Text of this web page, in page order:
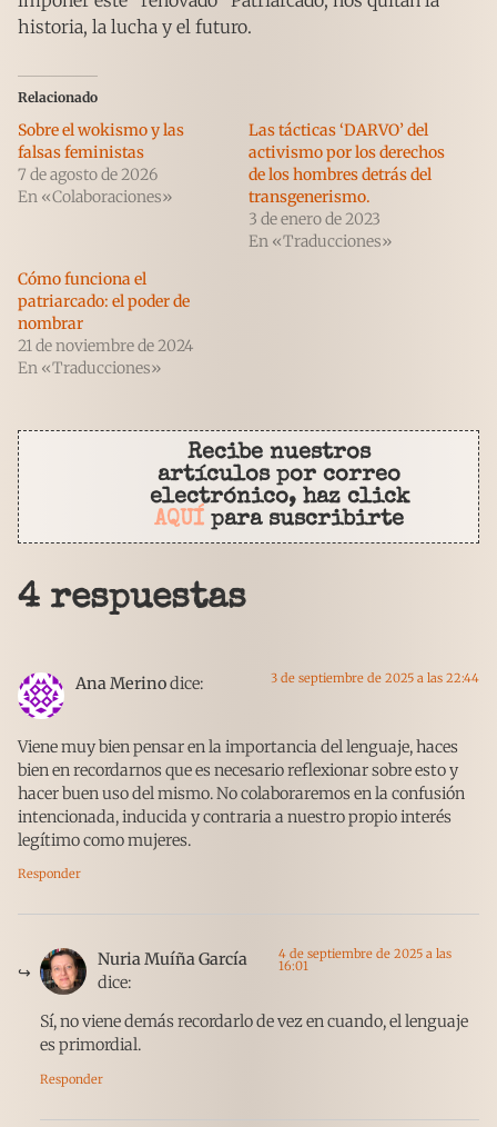
historia, la lucha y el futuro.
Relacionado
Sobre el wokismo y las
falsas feministas
7 de agosto de 2026
En «Colaboraciones»
Las tácticas ‘DARVO’ del
activismo por los derechos
de los hombres detrás del
transgenerismo.
3 de enero de 2023
En «Traducciones»
Cómo funciona el
patriarcado: el poder de
nombrar
21 de noviembre de 2024
En «Traducciones»
Recibe nuestros
artículos por correo
electrónico, haz click
AQUÍpara suscribirte
4 respuestas
Ana Merinodice: 3 de septiembre de 2025 a las 22:44
Viene muy bien pensar en la importancia del lenguaje, haces
bien en recordarnos que es necesario reflexionar sobre esto y
hacer buen uso del mismo. No colaboraremos en la confusión
intencionada, inducida y contraria a nuestro propio interés
legítimo como mujeres.
Responder
Nuria Muíña García
dice:
4 de septiembre de 2025 a las
16:01
Sí, no viene demás recordarlo de vez en cuando, el lenguaje
es primordial.
Responder